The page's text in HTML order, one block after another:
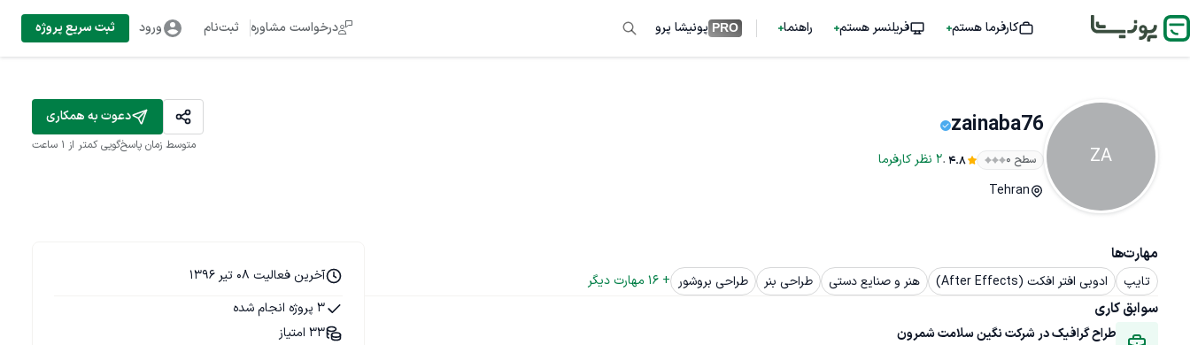
کارفرما هستم فریلنسر هستم راهنما PRO پونیشا پرو درخواست مشاوره ثبت‌نام ورود ثبت سریع پروژه
ZA
zainaba76
سطح ۰ 4.8
.
2 نظر کارفرما
Tehran
دعوت به همکاری
متوسط زمان پاسخ‌گویی کمتر از 1 ساعت
مهارت‌ها
تایپ ادوبی افتر افکت (After Effects) هنر و صنایع دستی طراحی بنر طراحی بروشور +
16 مهارت دیگر
سوابق کاری
طراح گرافیک در شرکت نگین سلامت شمرون
آخرین فعالیت 08 تیر 1396
3 پروژه انجام شده
33 امتیاز